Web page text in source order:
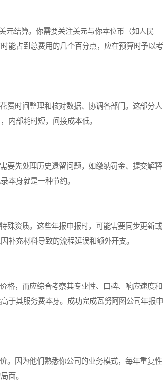
结算。你需要关注美元与你本位币（如人民
能占到总费用的几个百分点，应在预算时予以考
时间整理和核对数据、协调各部门。这部分人
内部耗时短，间接成本低。
先处理历史遗留问题，如缴纳罚金、提交解释
本身就是一种节约。
资质。这些年报申报时，可能需要同步更新或
补充材料导致的流程延误和额外开支。
，而应综合考察其专业性、口碑、响应速度和
于其服务费本身。成功完成瓦努阿图公司年报申
因为他们熟悉你公司的业务模式，每年重复性
面。